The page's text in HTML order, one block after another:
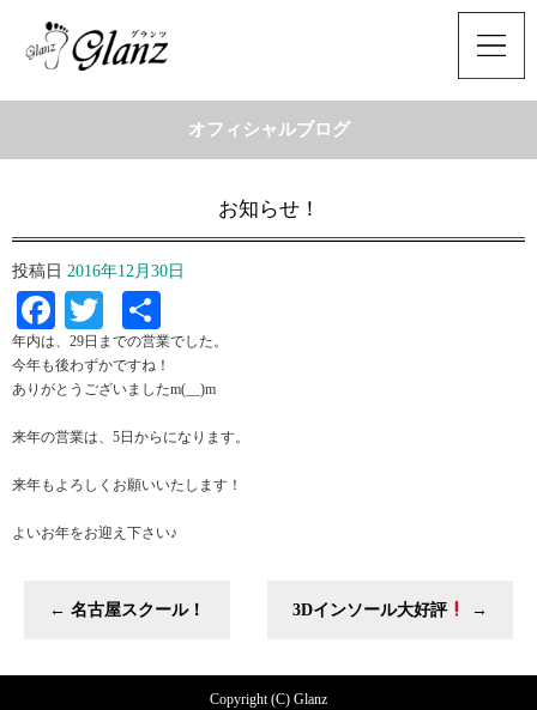
オフィシャルブログ
お知らせ！
投稿日 2016年12月30日
Facebook
Twitter
有
年内は、29日までの営業でした。
今年も後わずかですね！
ありがとうございましたm(__)m
来年の営業は、5日からになります。
来年もよろしくお願いいたします！
よいお年をお迎え下さい♪
← 名古屋スクール！ 3Dインソール大好評 →
Copyright (C) Glanz